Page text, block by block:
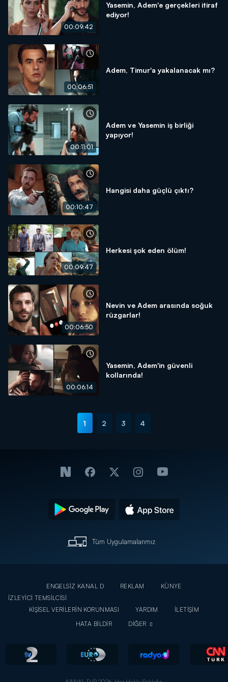
00:09:42
Yasemin, Adem'e gerçekleri itiraf
ediyor!
00:06:51
Adem, Timur'a yakalanacak mı?
00:11:01
Adem ve Yasemin iş birliği
yapıyor!
00:10:47
Hangisi daha güçlü çıktı?
00:09:47
Herkesi şok eden ölüm!
00:06:50
Nevin ve Adem arasında soğuk
rüzgarlar!
00:06:14
Yasemin, Adem'in güvenli
kollarında!
1 2 3 4
Tüm Uygulamalarımız
ENGELSİZ KANAL D REKLAM
KÜNYE
İZLEYİCİ TEMSİLCİSİ
KİŞİSEL VERİLERİN KORUNMASI
YARDIM
İLETİŞİM
HATA BİLDİR
DİĞER